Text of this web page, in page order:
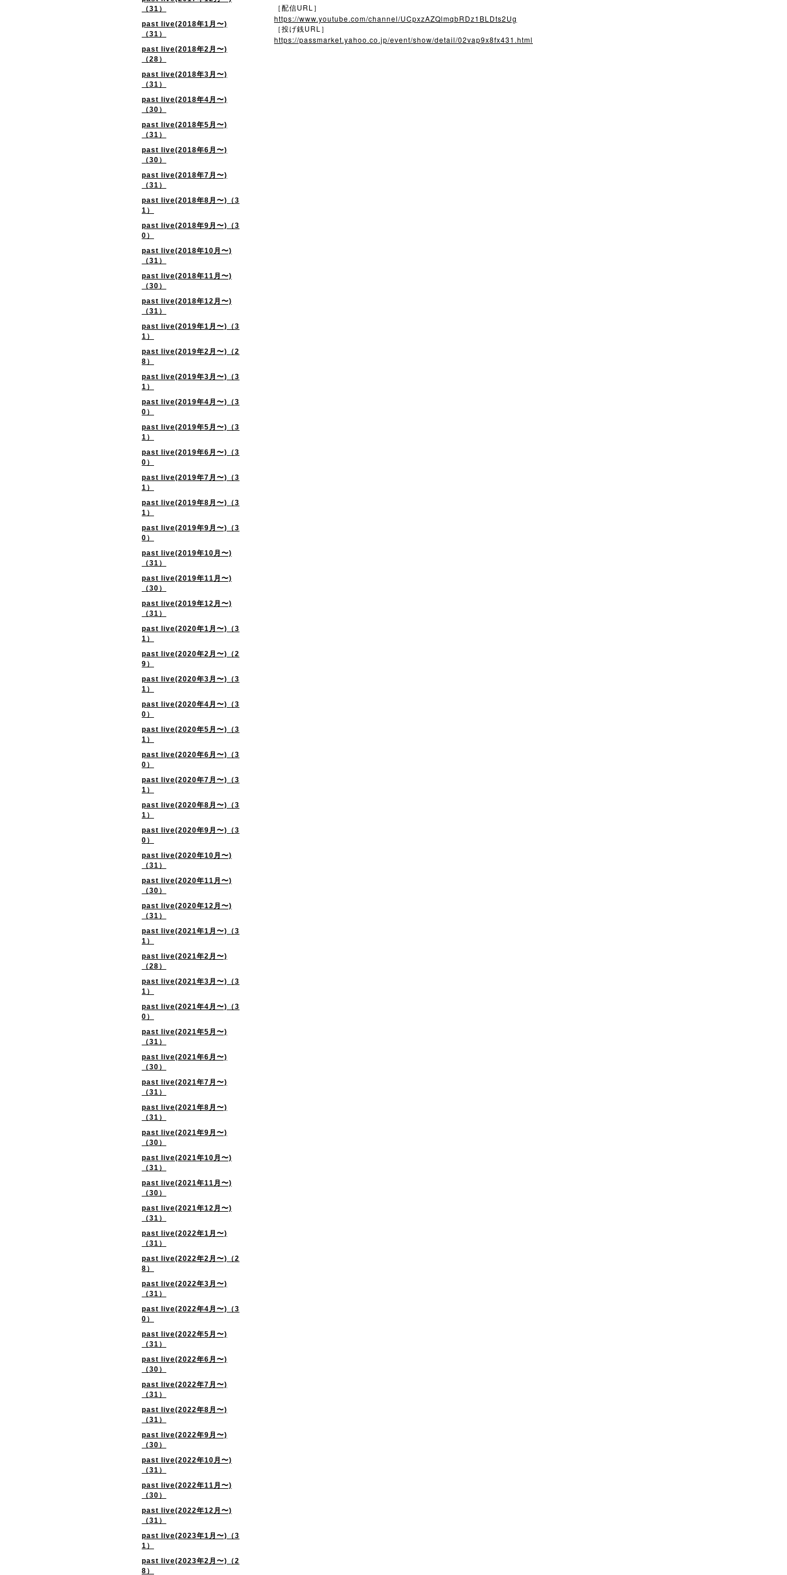
（31）
past live(2018年1月〜)
（31）
past live(2018年2月〜)
（28）
past live(2018年3月〜)
（31）
past live(2018年4月〜)
（30）
past live(2018年5月〜)
（31）
past live(2018年6月〜)
（30）
past live(2018年7月〜)
（31）
past live(2018年8月〜)（3
1）
past live(2018年9月〜)（3
0）
past live(2018年10月〜)
（31）
past live(2018年11月〜)
（30）
past live(2018年12月〜)
（31）
past live(2019年1月〜)（3
1）
past live(2019年2月〜)（2
8）
past live(2019年3月〜)（3
1）
past live(2019年4月〜)（3
0）
past live(2019年5月〜)（3
1）
past live(2019年6月〜)（3
0）
past live(2019年7月〜)（3
1）
past live(2019年8月〜)（3
1）
past live(2019年9月〜)（3
0）
past live(2019年10月〜)
（31）
past live(2019年11月〜)
（30）
past live(2019年12月〜)
（31）
past live(2020年1月〜)（3
1）
past live(2020年2月〜)（2
9）
past live(2020年3月〜)（3
1）
past live(2020年4月〜)（3
0）
past live(2020年5月〜)（3
1）
past live(2020年6月〜)（3
0）
past live(2020年7月〜)（3
1）
past live(2020年8月〜)（3
1）
past live(2020年9月〜)（3
0）
past live(2020年10月〜)
（31）
past live(2020年11月〜)
（30）
past live(2020年12月〜)
（31）
past live(2021年1月〜)（3
1）
past live(2021年2月〜)
（28）
past live(2021年3月〜)（3
1）
past live(2021年4月〜)（3
0）
past live(2021年5月〜)
（31）
past live(2021年6月〜)
（30）
past live(2021年7月〜)
（31）
past live(2021年8月〜)
（31）
past live(2021年9月〜)
（30）
past live(2021年10月〜)
（31）
past live(2021年11月〜)
（30）
past live(2021年12月〜)
（31）
past live(2022年1月〜)
（31）
past live(2022年2月〜)（2
8）
past live(2022年3月〜)
（31）
past live(2022年4月〜)（3
0）
past live(2022年5月〜)
（31）
past live(2022年6月〜)
（30）
past live(2022年7月〜)
（31）
past live(2022年8月〜)
（31）
past live(2022年9月〜)
（30）
past live(2022年10月〜)
（31）
past live(2022年11月〜)
（30）
past live(2022年12月〜)
（31）
past live(2023年1月〜)（3
1）
past live(2023年2月〜)（2
8）
［配信URL ］
https://www.youtube.com/channel/UCpxzAZQlmqbRDz1BLDts2Ug
［投げ銭URL ］
https://passmarket.yahoo.co.jp/event/show/detail/02vap9x8fx431.html